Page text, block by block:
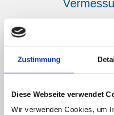
Zustimmung
Diese Webseite verwendet
Wir verwenden Cookies, um
V